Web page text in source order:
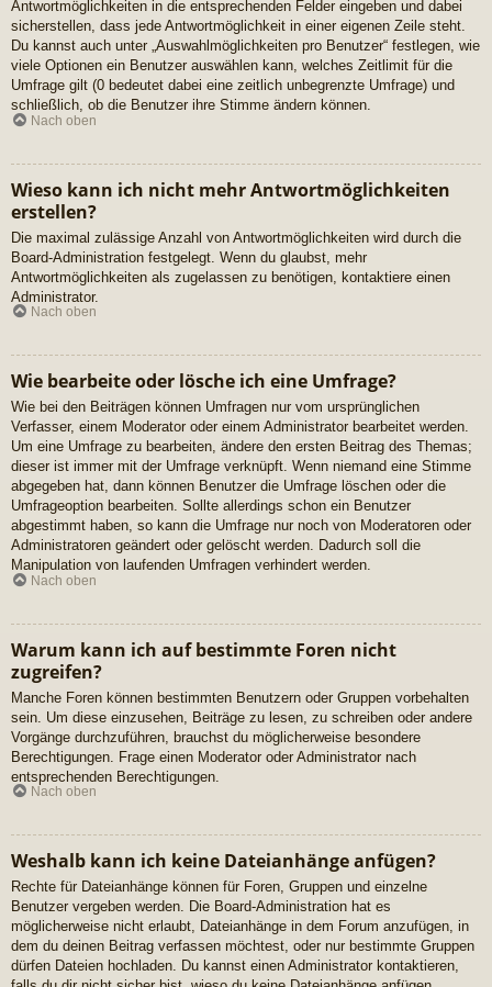
Antwortmöglichkeiten in die entsprechenden Felder eingeben und dabei
sicherstellen, dass jede Antwortmöglichkeit in einer eigenen Zeile steht.
Du kannst auch unter „Auswahlmöglichkeiten pro Benutzer“ festlegen, wie
viele Optionen ein Benutzer auswählen kann, welches Zeitlimit für die
Umfrage gilt (0 bedeutet dabei eine zeitlich unbegrenzte Umfrage) und
schließlich, ob die Benutzer ihre Stimme ändern können.
Nach oben
Wieso kann ich nicht mehr Antwortmöglichkeiten
erstellen?
Die maximal zulässige Anzahl von Antwortmöglichkeiten wird durch die
Board-Administration festgelegt. Wenn du glaubst, mehr
Antwortmöglichkeiten als zugelassen zu benötigen, kontaktiere einen
Administrator.
Nach oben
Wie bearbeite oder lösche ich eine Umfrage?
Wie bei den Beiträgen können Umfragen nur vom ursprünglichen
Verfasser, einem Moderator oder einem Administrator bearbeitet werden.
Um eine Umfrage zu bearbeiten, ändere den ersten Beitrag des Themas;
dieser ist immer mit der Umfrage verknüpft. Wenn niemand eine Stimme
abgegeben hat, dann können Benutzer die Umfrage löschen oder die
Umfrageoption bearbeiten. Sollte allerdings schon ein Benutzer
abgestimmt haben, so kann die Umfrage nur noch von Moderatoren oder
Administratoren geändert oder gelöscht werden. Dadurch soll die
Manipulation von laufenden Umfragen verhindert werden.
Nach oben
Warum kann ich auf bestimmte Foren nicht
zugreifen?
Manche Foren können bestimmten Benutzern oder Gruppen vorbehalten
sein. Um diese einzusehen, Beiträge zu lesen, zu schreiben oder andere
Vorgänge durchzuführen, brauchst du möglicherweise besondere
Berechtigungen. Frage einen Moderator oder Administrator nach
entsprechenden Berechtigungen.
Nach oben
Weshalb kann ich keine Dateianhänge anfügen?
Rechte für Dateianhänge können für Foren, Gruppen und einzelne
Benutzer vergeben werden. Die Board-Administration hat es
möglicherweise nicht erlaubt, Dateianhänge in dem Forum anzufügen, in
dem du deinen Beitrag verfassen möchtest, oder nur bestimmte Gruppen
dürfen Dateien hochladen. Du kannst einen Administrator kontaktieren,